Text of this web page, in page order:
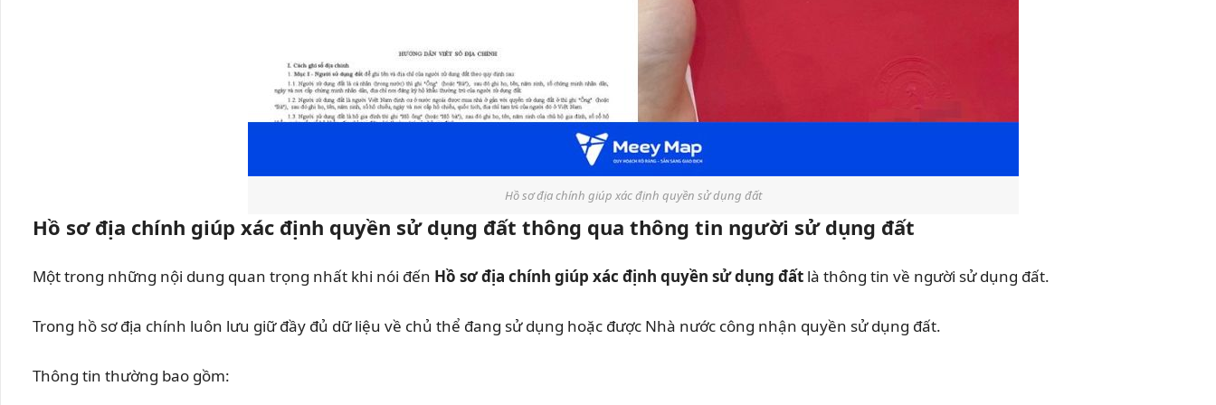
Hồ sơ địa chính giúp xác định quyền sử dụng đất
Hồ sơ địa chính giúp xác định quyền sử dụng đất thông qua thông tin người sử dụng đất
Một trong những nội dung quan trọng nhất khi nói đến Hồ sơ địa chính giúp xác định quyền sử dụng đất là thông tin về người sử dụng đất.
Trong hồ sơ địa chính luôn lưu giữ đầy đủ dữ liệu về chủ thể đang sử dụng hoặc được Nhà nước công nhận quyền sử dụng đất.
Thông tin thường bao gồm: